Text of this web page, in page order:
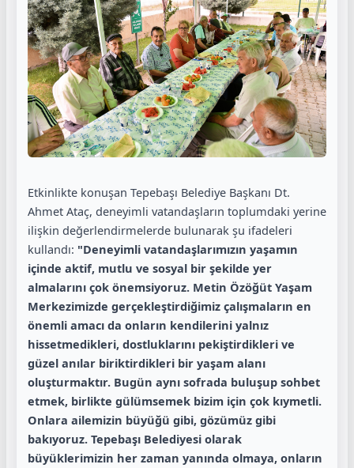
Etkinlikte konuşan Tepebaşı Belediye Başkanı Dt.
Ahmet Ataç, deneyimli vatandaşların toplumdaki yerine
ilişkin değerlendirmelerde bulunarak şu ifadeleri
kullandı: "Deneyimli vatandaşlarımızın yaşamın
içinde aktif, mutlu ve sosyal bir şekilde yer
almalarını çok önemsiyoruz. Metin Özöğüt Yaşam
Merkezimizde gerçekleştirdiğimiz çalışmaların en
önemli amacı da onların kendilerini yalnız
hissetmedikleri, dostluklarını pekiştirdikleri ve
güzel anılar biriktirdikleri bir yaşam alanı
oluşturmaktır. Bugün aynı sofrada buluşup sohbet
etmek, birlikte gülümsemek bizim için çok kıymetli.
Onlara ailemizin büyüğü gibi, gözümüz gibi
bakıyoruz. Tepebaşı Belediyesi olarak
büyüklerimizin her zaman yanında olmaya, onların